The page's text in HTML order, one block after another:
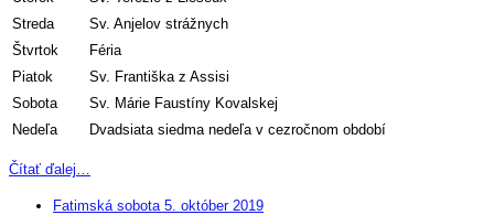
Streda
Sv. Anjelov strážnych
Štvrtok
Féria
Piatok
Sv. Františka z Assisi
Sobota
Sv. Márie Faustíny Kovalskej
Nedeľa
Dvadsiata siedma nedeľa v cezročnom období
Čítať ďalej…
Fatimská sobota 5. október 2019